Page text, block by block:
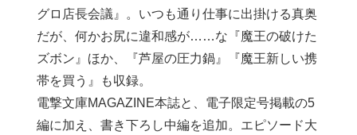
グロ店長会議』。いつも通り仕事に出掛ける真奥
だが、何かお尻に違和感が……な『魔王の破けた
ズボン』ほか、『芦屋の圧力鍋』『魔王新しい携
帯を買う』も収録。
電撃文庫MAGAZINE本誌と、電子限定号掲載の5
編に加え、書き下ろし中編を追加。エピソード大